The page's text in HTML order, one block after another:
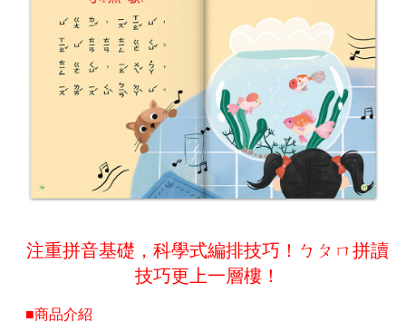
注重拼音基礎，科學式編排技巧！ㄅㄆㄇ拼讀
技巧更上一層樓！
■商品介紹